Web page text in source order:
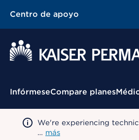
Centro de apoyo
Menú contextual
InfórmeseCompare planes
We're experiencing
… más